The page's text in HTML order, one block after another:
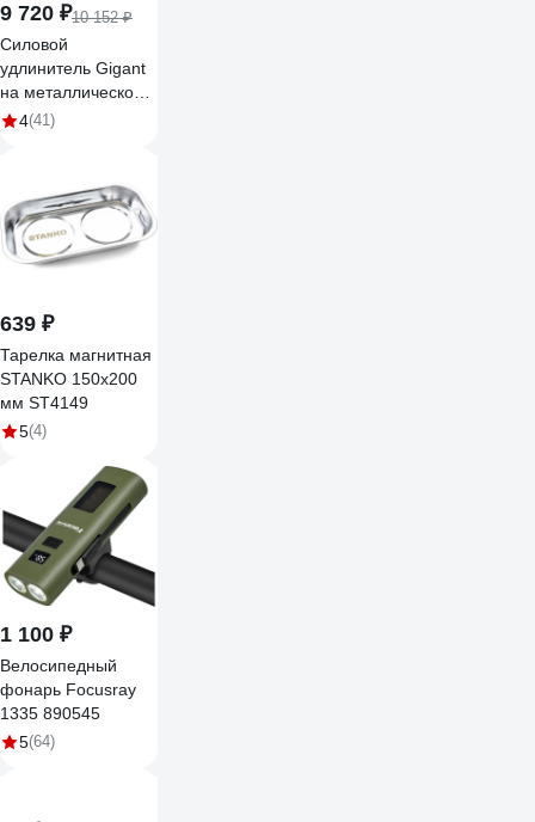
9 720 ₽10 152 ₽
Силовой
удлинитель Gigant
на металлической
катушке КГ 3x2,5 50
4(41)
639 ₽
Тарелка магнитная
STANKO 150х200
мм ST4149
5(4)
1 100 ₽
Велосипедный
фонарь Focusray
1335 890545
5(64)